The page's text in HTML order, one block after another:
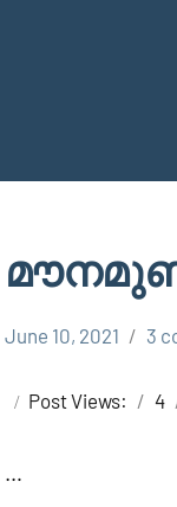
June 10, 2021 3
Post Views: 4
…